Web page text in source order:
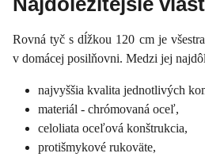
Rovná tyč s dĺžkou 120 cm je
v domácej posilňovni. Medzi jej
najvyššia kvalita jednotlivých
materiál - chrómovaná oceľ,
celoliata oceľová konštrukcia,
protišmykové rukoväte,